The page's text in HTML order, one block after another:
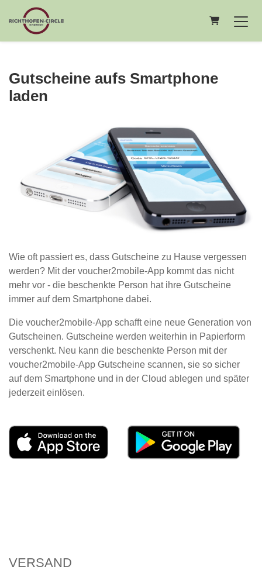
Warenkorb
Gutscheine aufs Smartphone
laden
Wie oft passiert es, dass Gutscheine zu Hause vergessen
werden? Mit der voucher2mobile-App kommt das nicht
mehr vor - die beschenkte Person hat ihre Gutscheine
immer auf dem Smartphone dabei.
Die voucher2mobile-App schafft eine neue Generation von
Gutscheinen. Gutscheine werden weiterhin in Papierform
verschenkt. Neu kann die beschenkte Person mit der
voucher2mobile-App Gutscheine scannen, sie so sicher
auf dem Smartphone und in der Cloud ablegen und später
jederzeit einlösen.
VERSAND